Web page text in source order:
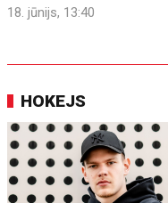
18. jūnijs, 13:40
HOKEJS